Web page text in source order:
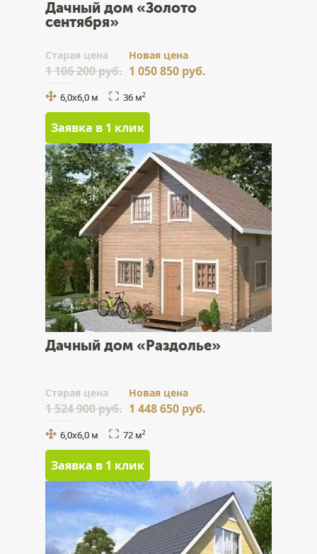
Дачный дом «Золото
сентября»
Cтарая цена
1 106 200 руб.
Новая цена
1 050 850 руб.
6,0х6,0 м 36 м2
Заявка в 1 клик
Дачный дом «Раздолье»
Cтарая цена
1 524 900 руб.
Новая цена
1 448 650 руб.
6,0х6,0 м 72 м2
Заявка в 1 клик